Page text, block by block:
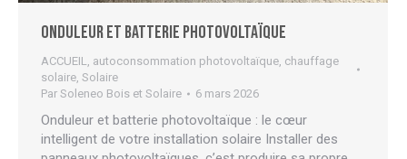
Onduleur et batterie photovoltaïque
ACCUEIL, autoconsommation photovoltaïque, chauffage
solaire, Solaire
Par Soleneo Bois et Solaire 6 mars 2026
Onduleur et batterie photovoltaïque : le cœur
intelligent de votre installation solaire Installer des